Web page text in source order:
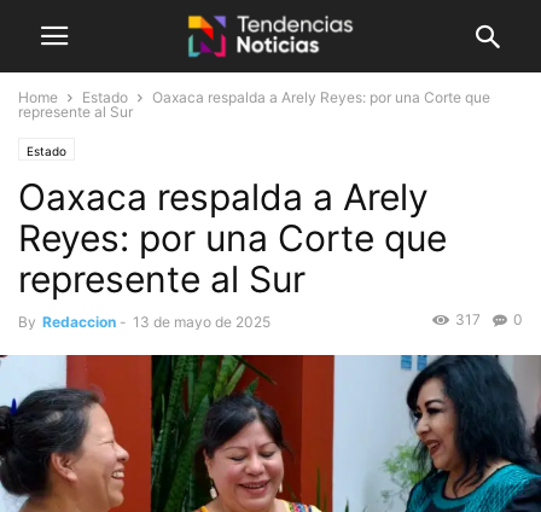
Home Estado
Oaxaca respalda a Arely Reyes: por una Corte que
represente al Sur
Estado
Oaxaca respalda a Arely
Reyes: por una Corte que
represente al Sur
By Redaccion - 13 de mayo de 2025 0
317